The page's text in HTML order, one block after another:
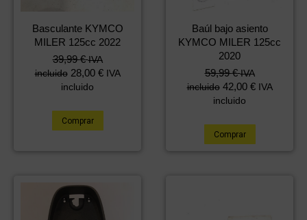
Basculante KYMCO
MILER 125cc 2022
39,99€ IVA
incluido 28,00 € IVA
incluido
Comprar
Baúl bajo asiento
KYMCO MILER 125cc
2020
59,99€ IVA
incluido 42,00 € IVA
incluido
Comprar